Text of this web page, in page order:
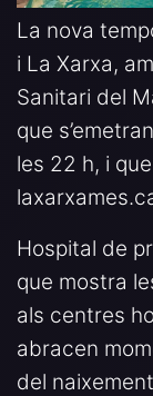
La nova
i La Xarxa,
Sanitari del
que
les 22 h, i
Hospital de
que mostra
als centres
abracen
del